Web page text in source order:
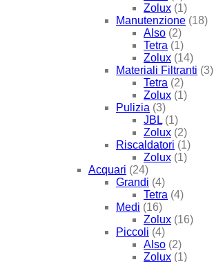
Zolux (1)
Manutenzione (18)
Also (2)
Tetra (1)
Zolux (14)
Materiali Filtranti (3)
Tetra (2)
Zolux (1)
Pulizia (3)
JBL (1)
Zolux (2)
Riscaldatori (1)
Zolux (1)
Acquari (24)
Grandi (4)
Tetra (4)
Medi (16)
Zolux (16)
Piccoli (4)
Also (2)
Zolux (1)